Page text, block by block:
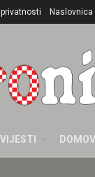
privatnosti Naslovnica
VIJESTI